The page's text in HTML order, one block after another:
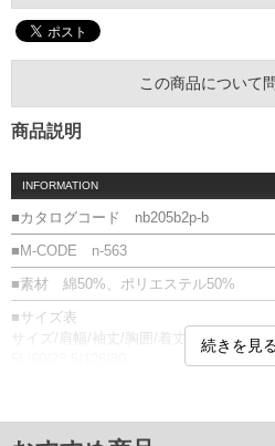
この商品について
商品説明
INFORMATION
■カタログコード nb205b2p-b
■M-CODE n-563
■素材 綿50%、ポリエステル50%
■サイズ表
サイズ/肩幅/袖丈/胸囲/着丈
続きを見